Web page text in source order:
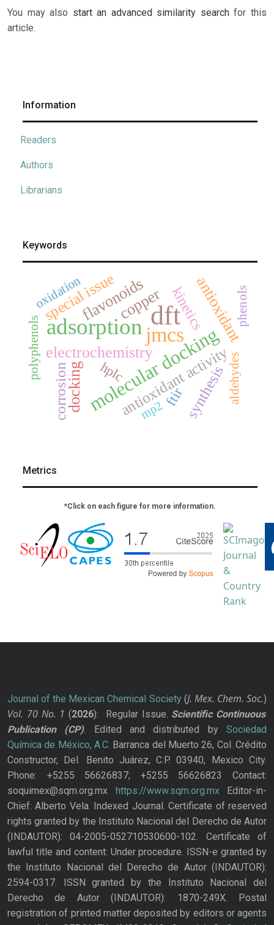
You may also start an advanced similarity searchfor this
article.
Information
Readers
Authors
Librarians
Keywords
dft
adsorption jmcs
molecular docking
copper antioxidant
electrochemistry
flavonoids
docking antioxidant activity
corrosion synthesis
special issue kinetics
ftir
hplc
oxidation
mp2
aldehydes
phenols
polyphenols
Metrics
*Click on each figure for more information.
Journal of the Mexican Chemical Society(J. Mex. Chem. Soc.)
Vol. 70 No. 1 (2026): Regular Issue. Scientific Continuous
Publication
(CP). Edited and distributed bySociedad
Química de México, A.C. Barranca del Muerto 26, Col. Crédito
Constructor, Del. Benito Juárez, C.P. 03940, Mexico City.
Phone: +5255 56626837; +5255 56626823 Contact:
soquimex@sqm.org.mx https://www.sqm.org.mxEditor-in-
Chief: Alberto Vela. Indexed Journal. Certificate of reserved
rights granted by the Instituto Nacional del Derecho de Autor
(INDAUTOR): 04-2005-052710530600-102. Certificate of
lawful title and content: Under procedure. ISSN-e granted by
the Instituto Nacional del Derecho de Autor (INDAUTOR):
2594-0317. ISSN granted by the Instituto Nacional del
Derecho de Autor (INDAUTOR): 1870-249X. Postal
registration of printed matter deposited by editors or agents